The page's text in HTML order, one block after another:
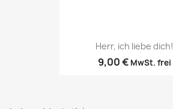
Herr, ich liebe dich!
9,00 € MwSt. frei